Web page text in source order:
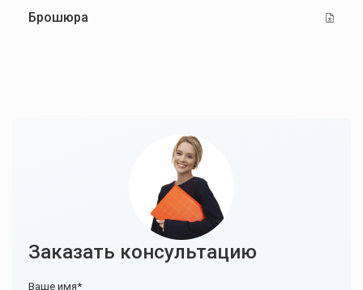
Брошюра
Заказать консультацию